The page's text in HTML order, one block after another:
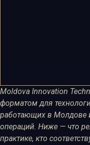
Moldova Innovation
форматом для
работающих в Молдове
операций. Ниже — что
практике, кто